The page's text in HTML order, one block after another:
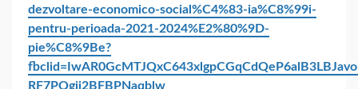
dezvoltare-economico-social%C4%83-ia%C8%99i-
pentru-perioada-2021-2024%E2%80%9D-
pie%C8%9Be?
RF7PQgjj2BFBPNaqblw